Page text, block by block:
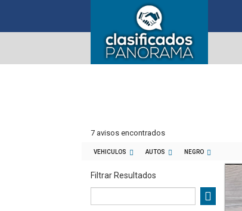
7 avisos encontrados
VEHICULOS AUTOS NEGRO
Filtrar Resultados